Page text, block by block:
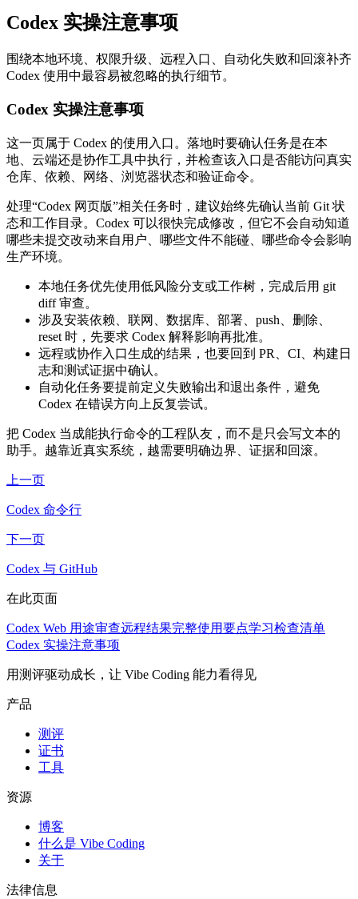
Codex 实操注意事项
围绕本地环境、权限升级、远程入口、自动化失败和回滚补齐
Codex 使用中最容易被忽略的执行细节。
Codex 实操注意事项
这一页属于 Codex 的使用入口。落地时要确认任务是在本
地、云端还是协作工具中执行，并检查该入口是否能访问真实
仓库、依赖、网络、浏览器状态和验证命令。
处理“Codex 网页版”相关任务时，建议始终先确认当前 Git 状
态和工作目录。Codex 可以很快完成修改，但它不会自动知道
哪些未提交改动来自用户、哪些文件不能碰、哪些命令会影响
生产环境。
本地任务优先使用低风险分支或工作树，完成后用 git
diff 审查。
涉及安装依赖、联网、数据库、部署、push、删除、
reset 时，先要求 Codex 解释影响再批准。
远程或协作入口生成的结果，也要回到 PR、CI、构建日
志和测试证据中确认。
自动化任务要提前定义失败输出和退出条件，避免
Codex 在错误方向上反复尝试。
把 Codex 当成能执行命令的工程队友，而不是只会写文本的
助手。越靠近真实系统，越需要明确边界、证据和回滚。
上一页
Codex 命令行
下一页
Codex 与 GitHub
在此页面
Codex Web 用途审查远程结果完整使用要点学习检查清单
Codex 实操注意事项
用测评驱动成长，让 Vibe Coding 能力看得见
产品
测评
证书
工具
资源
博客
什么是 Vibe Coding
关于
法律信息